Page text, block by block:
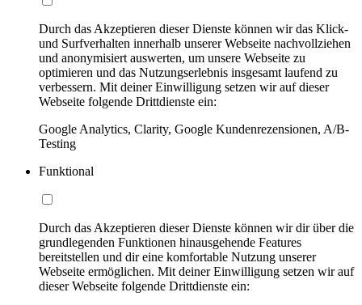
Durch das Akzeptieren dieser Dienste können wir das Klick-
und Surfverhalten innerhalb unserer Webseite nachvollziehen
und anonymisiert auswerten, um unsere Webseite zu
optimieren und das Nutzungserlebnis insgesamt laufend zu
verbessern. Mit deiner Einwilligung setzen wir auf dieser
Webseite folgende Drittdienste ein:
Google Analytics, Clarity, Google Kundenrezensionen, A/B-
Testing
Funktional
Durch das Akzeptieren dieser Dienste können wir dir über die
grundlegenden Funktionen hinausgehende Features
bereitstellen und dir eine komfortable Nutzung unserer
Webseite ermöglichen. Mit deiner Einwilligung setzen wir auf
dieser Webseite folgende Drittdienste ein: